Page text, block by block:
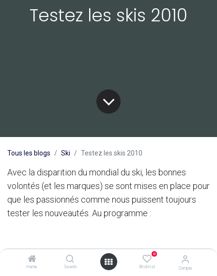
Home Search
0
Wishlist Compte
Testez les skis 2010
Tous les blogs Ski Testez les skis 2010
Avec la disparition du mondial du ski, les bonnes
volontés (et les marques) se sont mises en place pour
que les passionnés comme nous puissent toujours
tester les nouveautés. Au programme :
Freeride Equipment Show